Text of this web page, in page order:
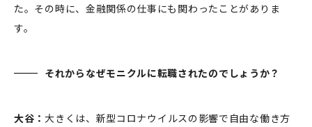
た。その時に、金融関係の仕事にも関わったことがありま
す。
それからなぜモニクルに転職されたのでしょうか？
大谷：大きくは、新型コロナウイルスの影響で自由な働き方